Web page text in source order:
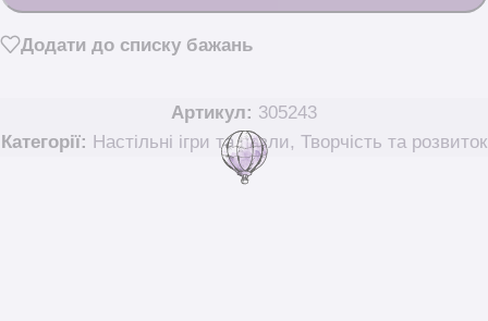
Додати до списку бажань
Артикул: 305243
Категорії: Настільні ігри та пазли, Творчість та розвиток